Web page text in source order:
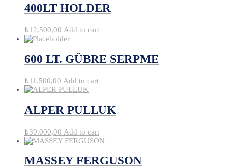
400LT HOLDER
₺12.500,00 Add to cart
600 LT. GÜBRE SERPME
₺11.500,00 Add to cart
ALPER PULLUK
₺39.000,00 Add to cart
MASSEY FERGUSON